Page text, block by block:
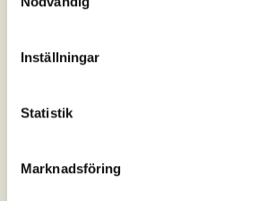
Inställningar
Statistik
Marknadsföring